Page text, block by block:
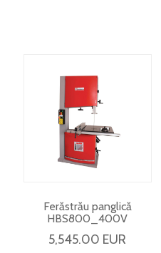
Ferăstrău panglică
HBS800_400V
5,545.00 EUR